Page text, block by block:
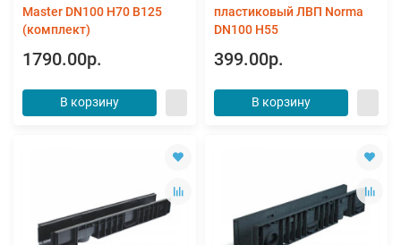
Master DN100 H70 B125
(комплект)
1790.00р.
В корзину
пластиковый ЛВП Norma
DN100 H55
399.00р.
В корзину